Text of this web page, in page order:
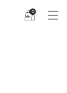
Lihat
0